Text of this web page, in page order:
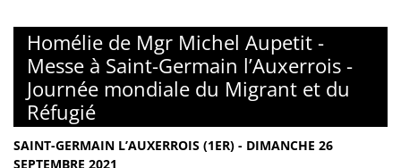
Homélie de Mgr Michel Aupetit -
Messe à Saint-Germain l’Auxerrois -
Journée mondiale du Migrant et du
Réfugié
SAINT-GERMAIN L’AUXERROIS (1ER) - DIMANCHE 26
SEPTEMBRE 2021